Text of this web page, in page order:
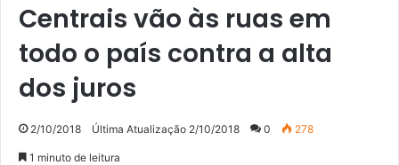
Centrais vão às ruas em
todo o país contra a alta
dos juros
2/10/2018 Última Atualização 2/10/2018 0 278
1 minuto de leitura